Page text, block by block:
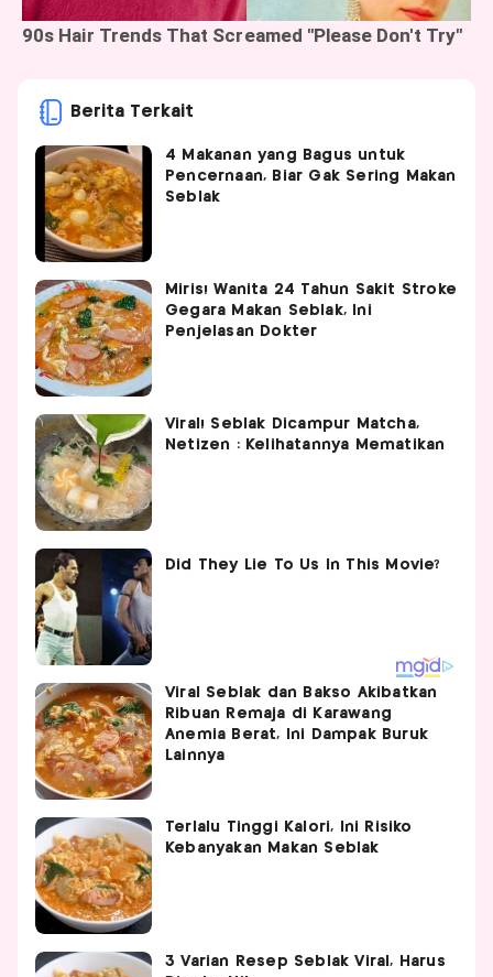
Berita Terkait
4 Makanan yang Bagus untuk
Pencernaan, Biar Gak Sering Makan
Seblak
Miris! Wanita 24 Tahun Sakit Stroke
Gegara Makan Seblak, Ini
Penjelasan Dokter
Viral! Seblak Dicampur Matcha,
Netizen : Kelihatannya Mematikan
Viral Seblak dan Bakso Akibatkan
Ribuan Remaja di Karawang
Anemia Berat, Ini Dampak Buruk
Lainnya
Terlalu Tinggi Kalori, Ini Risiko
Kebanyakan Makan Seblak
3 Varian Resep Seblak Viral, Harus